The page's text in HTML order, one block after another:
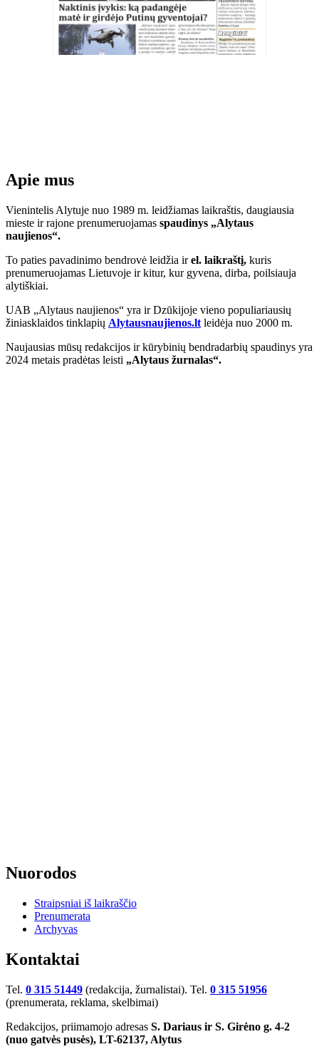
Apie mus
Vienintelis Alytuje nuo 1989 m. leidžiamas laikraštis, daugiausia
mieste ir rajone prenumeruojamas spaudinys „Alytaus
naujienos“.
To paties pavadinimo bendrovė leidžia irel. laikraštį, kuris
prenumeruojamas Lietuvoje ir kitur, kur gyvena, dirba, poilsiauja
alytiškiai.
UAB „Alytaus naujienos“ yra ir Dzūkijoje vieno populiariausių
žiniasklaidos tinklapių Alytausnaujienos.lt leidėja nuo 2000 m.
Naujausias mūsų redakcijos ir kūrybinių bendradarbių spaudinys yra
2024 metais pradėtas leisti „Alytaus žurnalas“.
Nuorodos
Straipsniai iš laikraščio
Prenumerata
Archyvas
Kontaktai
Tel. 0 315 51449 (redakcija, žurnalistai). Tel. 0 315 51956
(prenumerata, reklama, skelbimai)
Redakcijos, priimamojo adresas S. Dariaus ir S. Girėno g. 4-2
(nuo gatvės pusės), LT-62137, Alytus